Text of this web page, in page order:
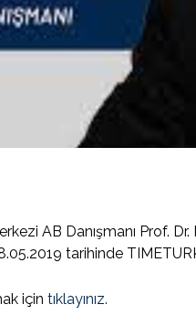
AB Danışmanı Prof.
tarihinde
için tıklayınız.